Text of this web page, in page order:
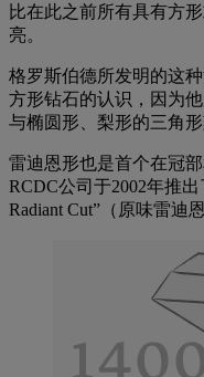
比在此之前所有具有方
亮。
格罗斯伯德所发明的这
方形钻石的认识，因为
与椭圆形、梨形的三角
雷迪恩形也是首个在冠
RCDC公司于2002年推
Radiant Cut”（原味雷迪